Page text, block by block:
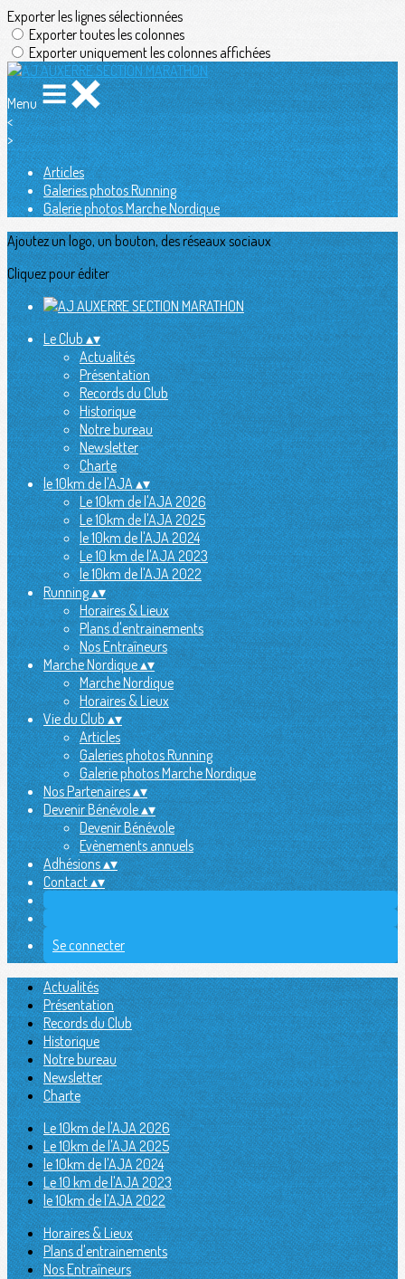
Exporter les lignes sélectionnées
Exporter toutes les colonnes
Exporter uniquement les colonnes affichées
Menu
<
>
Articles
Galeries photos Running
Galerie photos Marche Nordique
Ajoutez un logo, un bouton, des réseaux sociaux
Cliquez pour éditer
Le Club▴▾
Actualités
Présentation
Records du Club
Historique
Notre bureau
Newsletter
Charte
le 10km de l'AJA▴▾
Le 10km de l'AJA 2026
Le 10km de l'AJA 2025
le 10km de l'AJA 2024
Le 10 km de l'AJA 2023
le 10km de l'AJA 2022
Running▴▾
Horaires & Lieux
Plans d'entrainements
Nos Entraîneurs
Marche Nordique▴▾
Marche Nordique
Horaires & Lieux
Vie du Club▴▾
Articles
Galeries photos Running
Galerie photos Marche Nordique
Nos Partenaires▴▾
Devenir Bénévole▴▾
Devenir Bénévole
Evènements annuels
Adhésions▴▾
Contact▴▾
Se connecter
Actualités
Présentation
Records du Club
Historique
Notre bureau
Newsletter
Charte
Le 10km de l'AJA 2026
Le 10km de l'AJA 2025
le 10km de l'AJA 2024
Le 10 km de l'AJA 2023
le 10km de l'AJA 2022
Horaires & Lieux
Plans d'entrainements
Nos Entraîneurs